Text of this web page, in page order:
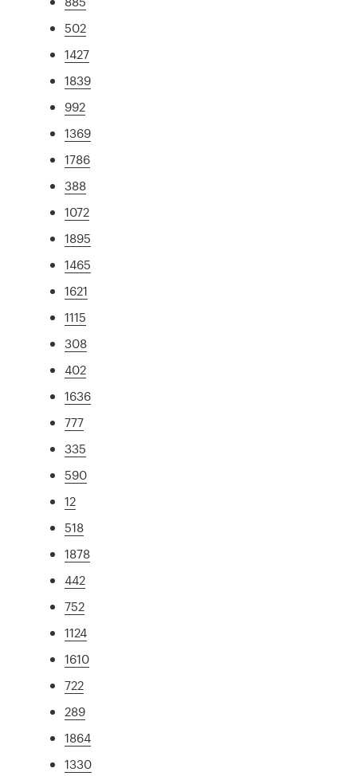
502
1427
1839
992
1369
1786
388
1072
1895
1465
1621
1115
308
402
1636
777
335
590
12
518
1878
442
752
1124
1610
722
289
1864
1330